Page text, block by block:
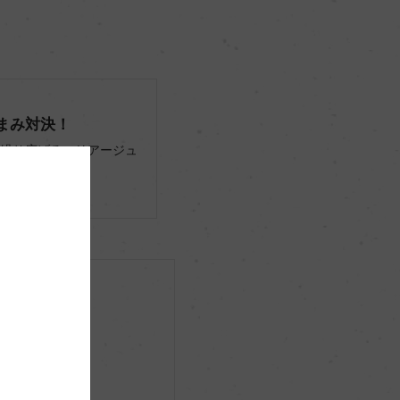
対決！
り広げるマリアージュ